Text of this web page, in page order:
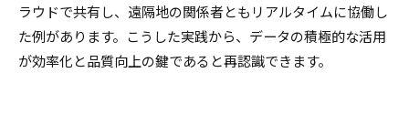
設備設計の現場で電子版基準を活用するメリッ
ト
電子版基準のダウンロードと設備設計応用法
ラウドで共有し、遠隔地の関係者ともリアルタイムに協働し
た例があります。こうした実践から、データの積極的な活用
が効率化と品質向上の鍵であると再認識できます。